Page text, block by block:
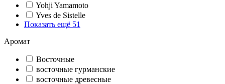
Yohji Yamamoto
Yves de Sistelle
Показать ещё 51
Аромат
Восточные
восточные гурманские
восточные древесные